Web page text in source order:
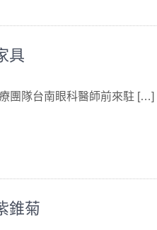
具
團隊台南眼科醫師前來駐 […]
錐菊